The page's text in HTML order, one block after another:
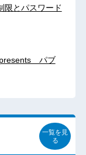
限とパスワード
presents パブ
一覧を見
る